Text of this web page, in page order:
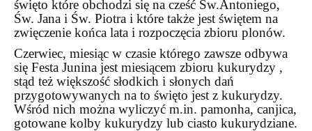
święto które obchodzi się na cześć Św.Antoniego,
Św. Jana i Św. Piotra i które także jest świętem na
zwięczenie końca lata i rozpoczęcia zbioru plonów.
Czerwiec, miesiąc w czasie którego zawsze odbywa
się Festa Junina jest miesiącem zbioru kukurydzy ,
stąd też większość słodkich i słonych dań
przygotowywanych na to święto jest z kukurydzy.
Wśród nich można wyliczyć m.in. pamonha, canjica,
gotowane kolby kukurydzy lub ciasto kukurydziane.